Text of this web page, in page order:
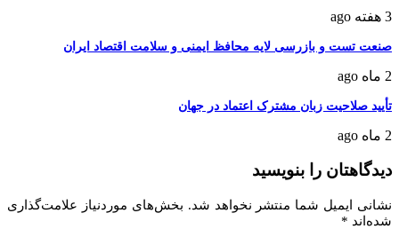
3 هفته ago
صنعت تست و بازرسی لایه محافظ ایمنی و سلامت اقتصاد ایران
2 ماه ago
تأیید صلاحیت زبان مشترک اعتماد در جهان
2 ماه ago
دیدگاهتان را بنویسید
نشانی ایمیل شما منتشر نخواهد شد. بخش‌های موردنیاز علامت‌گذاری
شده‌اند *